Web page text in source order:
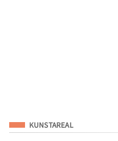
Eingeordnet unter
KUNSTAREAL